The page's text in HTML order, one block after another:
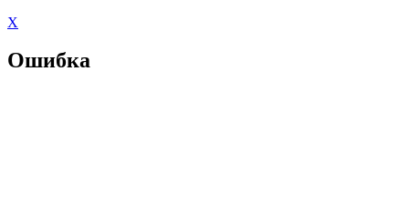
X
Ошибка